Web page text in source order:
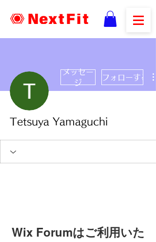
メッセー
ジ
フォローする
Tetsuya Yamaguchi
Wix Forumはご利用いた